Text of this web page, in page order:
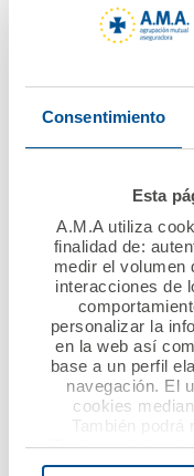
Consentimiento
Esta
A.M.A utiliza
finalidad de:
medir el volumen
interacciones de
personalizar la
en la web así
base a un perfil
navegación. El
cookies
También podrá
"Rechazar",
menos las
aprueba su Plan de
Actuación 2018